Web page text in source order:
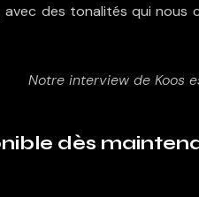
avec des tonalités qui
Notre interview de Koos
dès